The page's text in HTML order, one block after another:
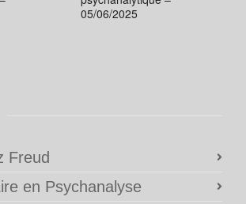
05/06/2025
Freud
en Psychanalyse